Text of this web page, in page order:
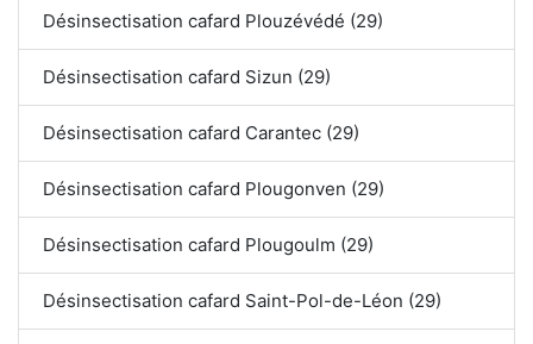
Désinsectisation cafard Plouzévédé (29)
Désinsectisation cafard Sizun (29)
Désinsectisation cafard Carantec (29)
Désinsectisation cafard Plougonven (29)
Désinsectisation cafard Plougoulm (29)
Désinsectisation cafard Saint-Pol-de-Léon (29)